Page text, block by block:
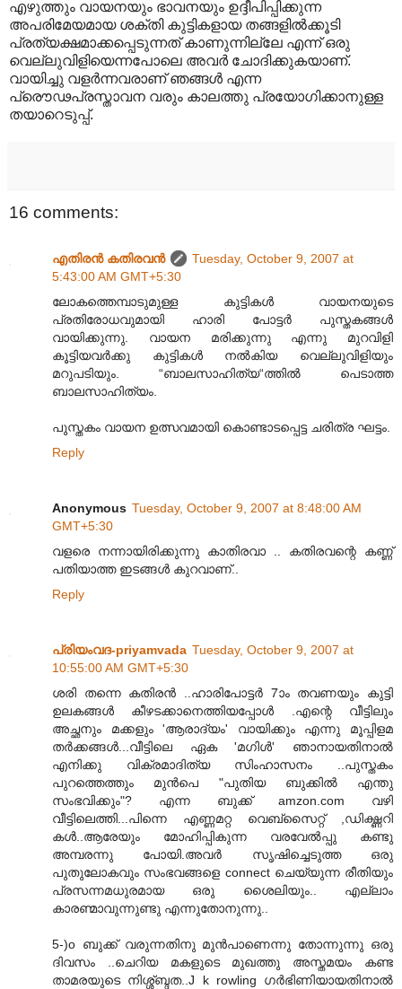
എഴുത്തും വായനയും ഭാവനയും ഉദ്ദീപിപ്പിക്കുന്ന
അപരിമേയമായ ശക്തി കുട്ടികളായ തങ്ങളില്‍ക്കൂടി
പ്രത്യക്ഷമാക്കപ്പെടുന്നത് കാണുന്നില്ലേ എന്ന് ഒരു
വെല്ലുവിളിയെന്നപോലെ അവര്‍ ചോദിക്കുകയാണ്.
വായിച്ചു വളര്‍ന്നവരാണ് ഞങ്ങള്‍ എന്ന
പ്രൌഢപ്രസ്താവന വരും കാലത്തു പ്രയോഗിക്കാനുള്ള
തയാറെടുപ്പ്.
16 comments:
എതിരന്‍ കതിരവന്‍
Tuesday, October 9, 2007 at
5:43:00 AM GMT+5:30
ലോകത്തെമ്പാടുമുള്ള കുട്ടികള്‍ വായനയുടെ
പ്രതിരോധവുമായി ഹാരി പോട്ടര്‍ പുസ്തകങ്ങള്‍
വായിക്കുന്നു. വായന മരിക്കുന്നു എന്നു മുറവിളി
കൂട്ടിയവര്‍ക്കു കുട്ടികള്‍ നല്‍കിയ വെല്ലുവിളിയും
മറുപടിയും. “ബാലസാഹിത്യ“ത്തില്‍ പെടാത്ത
ബാലസാഹിത്യം.
പുസ്തകം വായന ഉത്സവമായി കൊണ്ടാടപ്പെട്ട ചരിത്ര ഘട്ടം.
Reply
Anonymous Tuesday, October 9, 2007 at 8:48:00 AM
GMT+5:30
വളരെ നന്നായിരിക്കുന്നു കാതിരവാ .. കതിരവന്റെ കണ്ണ്‌
പതിയാത്ത ഇടങ്ങള്‍ കുറവാണ്..
Reply
പ്രിയംവദ-priyamvada Tuesday, October 9, 2007 at
10:55:00 AM GMT+5:30
ശരി തന്നെ കതിരന്‍ ..ഹാരിപോട്ടര്‍ 7ാ‍ം തവണയും കുട്ടി
ഉലകങ്ങള്‍ കീഴടക്കാനെത്തിയപ്പോള്‍ .എന്റെ വീട്ടിലും
അച്ഛനും മക്കളും 'ആരാദ്യം' വായിക്കും എന്നു മൂപ്പിളമ
തര്‍ക്കങ്ങള്‍...വീട്ടിലെ ഏക 'മഗിള്‍' ഞാനായതിനാല്‍
എനിക്കു വിക്രമാദിത്യ സിംഹാസനം ..പുസ്തകം
പുറത്തെത്തും മുന്‍പെ "പുതിയ ബുക്കില്‍ എന്തു
സംഭവിക്കും"? എന്ന ബുക്ക്‌ amzon.com വഴി
വീട്ടിലെത്തി...പിന്നെ എണ്ണമറ്റ വെബ്സൈറ്റ്‌ ,ഡിക്ഷ്ണറി
കള്‍..ആരേയും മോഹിപ്പികുന്ന വരവേല്‍പ്പു കണ്ടു
അമ്പരന്നു പോയി.അവര്‍ സൃഷിച്ചെടുത്ത ഒരു
പുതുലോകവും സംഭവങ്ങളെ connect ചെയ്യുന്ന രീതിയും
പ്രസന്നമധുരമായ ഒരു ശൈലിയും.. എല്ലാം
കാരണ്മാവുന്നുണ്ടു എന്നുതോനുന്നു..
5-)o ബുക്ക്‌ വരുന്നതിനു മുന്‍പാണെന്നു തോന്നുന്നു ഒരു
ദിവസം ..ചെറിയ മകളുടെ മുഖത്തു അസ്തമയം കണ്ട
താമരയുടെ നിശ്ശ്ബ്ദത..J k rowling ഗര്‍ഭിണിയായതിനാല്‍